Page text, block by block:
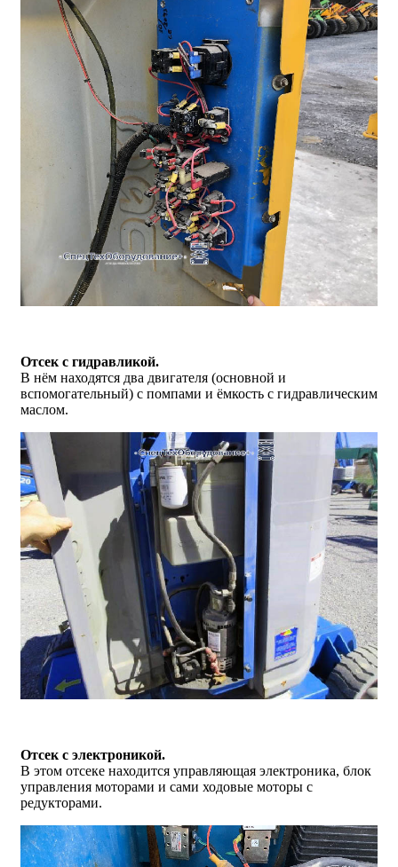
Отсек с гидравликой.
В нём находятся два двигателя (основной и
вспомогательный) с помпами и ёмкость с гидравлическим
маслом.
Отсек с электроникой.
В этом отсеке находится управляющая электроника, блок
управления моторами и сами ходовые моторы с
редукторами.